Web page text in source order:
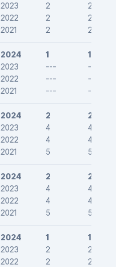
2023
2022
2021
2
2
2
2
2
2
2024
2023
2022
2021
1
---
---
---
1
---
---
---
2024
2023
2022
2021
2
4
4
5
2
4
4
5
2024
2023
2022
2021
2
4
4
5
2
4
4
5
2024
2023
2022
1
2
2
1
2
2